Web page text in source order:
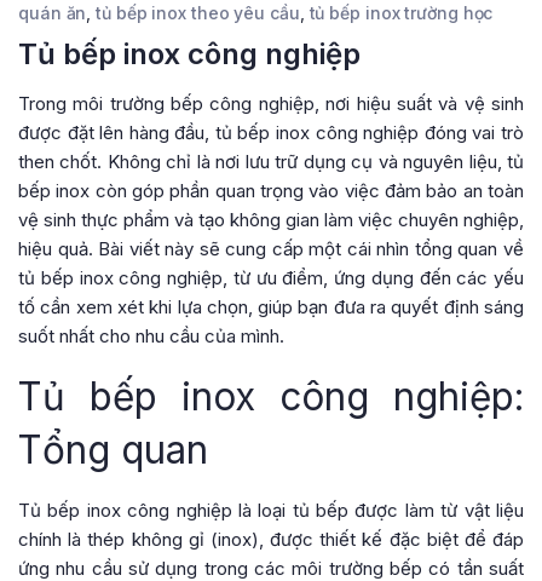
quán ăn ,tủ bếp inox theo yêu cầu tủ bếp inox trường học
Tủ bếp inox công nghiệp
Trong môi trường bếp công nghiệp, nơi hiệu suất và vệ sinh
được đặt lên hàng đầu, tủ bếp inox công nghiệp đóng vai trò
then chốt. Không chỉ là nơi lưu trữ dụng cụ và nguyên liệu, tủ
bếp inox còn góp phần quan trọng vào việc đảm bảo an toàn
vệ sinh thực phẩm và tạo không gian làm việc chuyên nghiệp,
hiệu quả. Bài viết này sẽ cung cấp một cái nhìn tổng quan về
tủ bếp inox công nghiệp, từ ưu điểm, ứng dụng đến các yếu
tố cần xem xét khi lựa chọn, giúp bạn đưa ra quyết định sáng
suốt nhất cho nhu cầu của mình.
Tủ bếp inox công nghiệp:
Tổng quan
Tủ bếp inox công nghiệp là loại tủ bếp được làm từ vật liệu
chính là thép không gỉ (inox), được thiết kế đặc biệt để đáp
ứng nhu cầu sử dụng trong các môi trường bếp có tần suất